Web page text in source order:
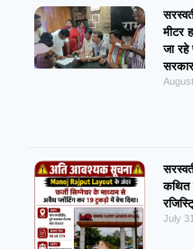
मीटर
जा रहे
कथित
July